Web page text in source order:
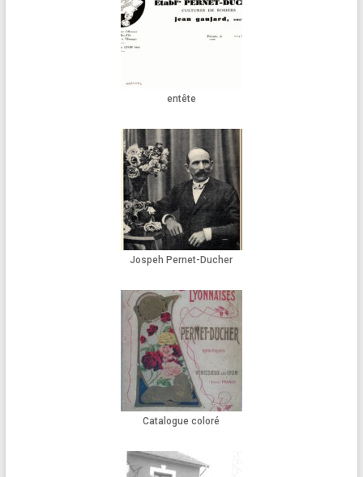
entête
Jospeh Pernet-Ducher
Catalogue coloré